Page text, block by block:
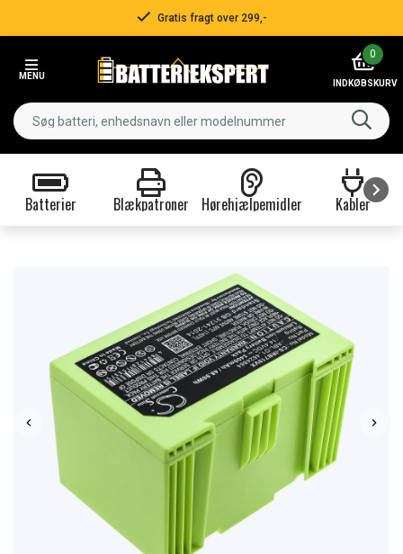
Gratis fragt over 299,-
MENU
0
INDKØBSKURV
Batterier Blækpatroner Hørehjælpemidler Kabler